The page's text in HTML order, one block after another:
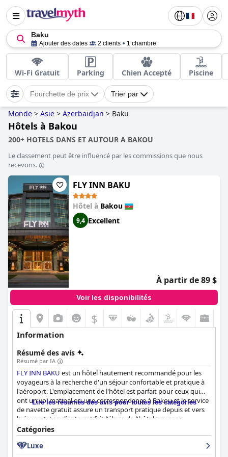
Baku
Ajouter des dates 2 clients 1 chambre
Wi-Fi Gratuit Parking Chien Accepté Piscine
Fourchette de prix Trier par
Monde > Asie > Azerbaïdjan > Baku
Hôtels à Bakou
200+ HOTELS DANS ET AUTOUR A BAKOU
Le classement peut être influencé par les commissions que nous
recevons.
FLY INN BAKU
Hôtel à Bakou
9,4 Excellent
À partir de 89 $
Voir les disponibilités
$
Information
Résumé des avis
Résumé par IA
FLY INN BAKU est un hôtel hautement recommandé pour les
voyageurs à la recherche d'un séjour confortable et pratique à
l'aéroport. L'emplacement de l'hôtel est parfait pour ceux qui
ont un vol matinal ou une correspondance à Bakou et le service
de navette gratuit assure un transport pratique depuis et vers
l'aéroport. Les clients ont fait l'éloge de l'hôtel pour son
excellent personnel, qui est amical, accommodant et parle
couramment le russe. L'hôtel propose des chambres propres,
spacieuses et confortables avec des salles de bains complètes et
Lire les résumés des avis pour toutes les catégories
Catégories
Luxe